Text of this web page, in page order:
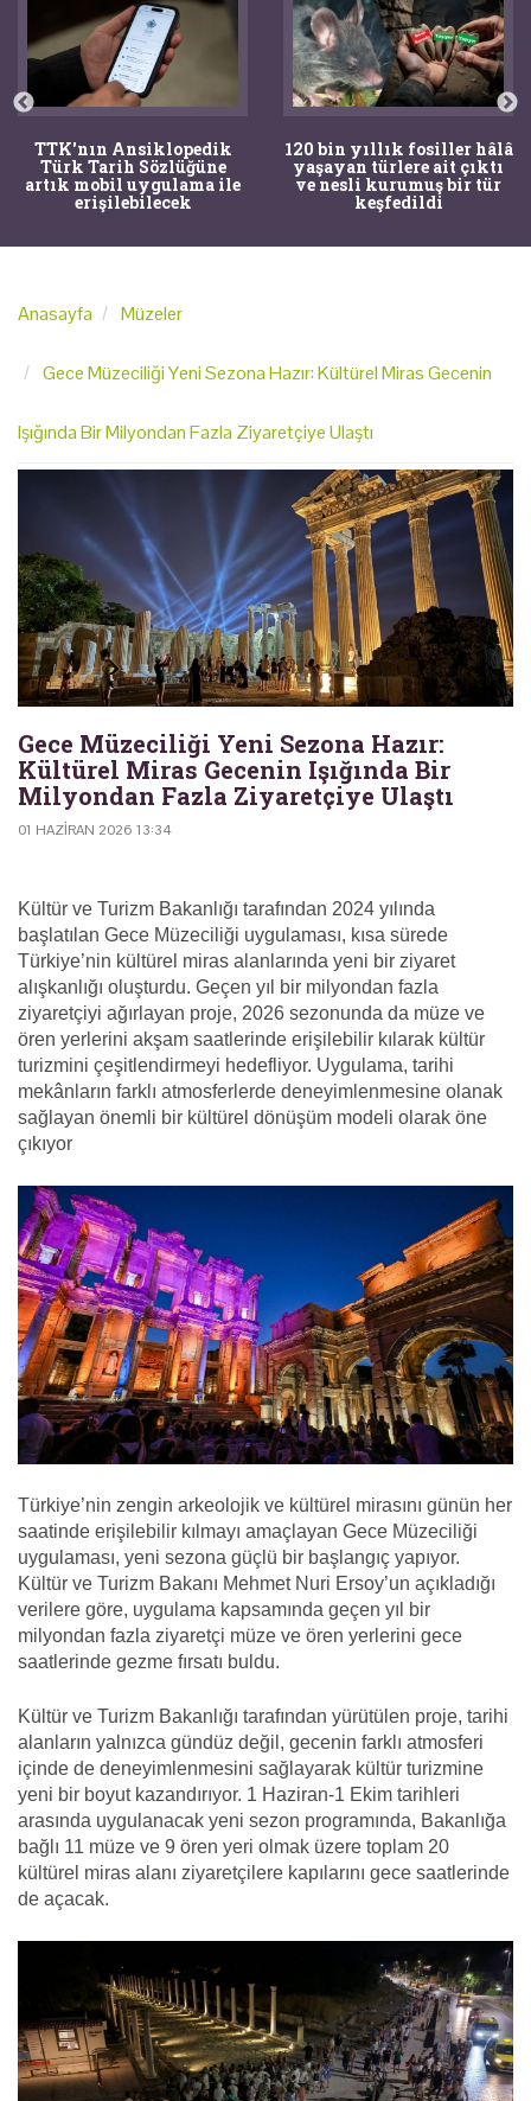
TTK'nın Ansiklopedik
Türk Tarih Sözlüğüne
artık mobil uygulama ile
erişilebilecek
120 bin yıllık fosiller hâlâ
yaşayan türlere ait çıktı
ve nesli kurumuş bir tür
keşfedildi
Anasayfa Müzeler
Gece Müzeciliği Yeni Sezona Hazır: Kültürel Miras Gecenin
Işığında Bir Milyondan Fazla Ziyaretçiye Ulaştı
Gece Müzeciliği Yeni Sezona Hazır:
Kültürel Miras Gecenin Işığında Bir
Milyondan Fazla Ziyaretçiye Ulaştı
01 HAZIRAN 2026 13:34
Kültür ve Turizm Bakanlığı tarafından 2024 yılında
başlatılan Gece Müzeciliği uygulaması, kısa sürede
Türkiye’nin kültürel miras alanlarında yeni bir ziyaret
alışkanlığı oluşturdu. Geçen yıl bir milyondan fazla
ziyaretçiyi ağırlayan proje, 2026 sezonunda da müze ve
ören yerlerini akşam saatlerinde erişilebilir kılarak kültür
turizmini çeşitlendirmeyi hedefliyor. Uygulama, tarihi
mekânların farklı atmosferlerde deneyimlenmesine olanak
sağlayan önemli bir kültürel dönüşüm modeli olarak öne
çıkıyor
Türkiye’nin zengin arkeolojik ve kültürel mirasını günün her
saatinde erişilebilir kılmayı amaçlayan Gece Müzeciliği
uygulaması, yeni sezona güçlü bir başlangıç yapıyor.
Kültür ve Turizm Bakanı Mehmet Nuri Ersoy’un açıkladığı
verilere göre, uygulama kapsamında geçen yıl bir
milyondan fazla ziyaretçi müze ve ören yerlerini gece
saatlerinde gezme fırsatı buldu.
Kültür ve Turizm Bakanlığı tarafından yürütülen proje, tarihi
alanların yalnızca gündüz değil, gecenin farklı atmosferi
içinde de deneyimlenmesini sağlayarak kültür turizmine
yeni bir boyut kazandırıyor. 1 Haziran-1 Ekim tarihleri
arasında uygulanacak yeni sezon programında, Bakanlığa
bağlı 11 müze ve 9 ören yeri olmak üzere toplam 20
kültürel miras alanı ziyaretçilere kapılarını gece saatlerinde
de açacak.